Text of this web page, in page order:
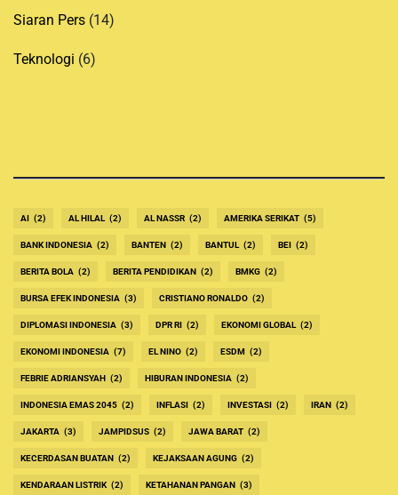
Siaran Pers (14)
Teknologi (6)
AI (2) AL HILAL (2) AL NASSR (2) AMERIKA SERIKAT (5)
BANK INDONESIA (2) BANTEN (2) BANTUL (2) BEI (2)
BERITA BOLA (2) BERITA PENDIDIKAN (2) BMKG (2)
BURSA EFEK INDONESIA (3) CRISTIANO RONALDO (2)
DIPLOMASI INDONESIA (3) DPR RI (2) EKONOMI GLOBAL (2)
EKONOMI INDONESIA (7) EL NINO (2) ESDM (2)
FEBRIE ADRIANSYAH (2) HIBURAN INDONESIA (2)
INDONESIA EMAS 2045 (2) INFLASI (2) INVESTASI (2) IRAN (2)
JAKARTA (3) JAMPIDSUS (2) JAWA BARAT (2)
KECERDASAN BUATAN (2) KEJAKSAAN AGUNG (2)
KENDARAAN LISTRIK (2) KETAHANAN PANGAN (3)